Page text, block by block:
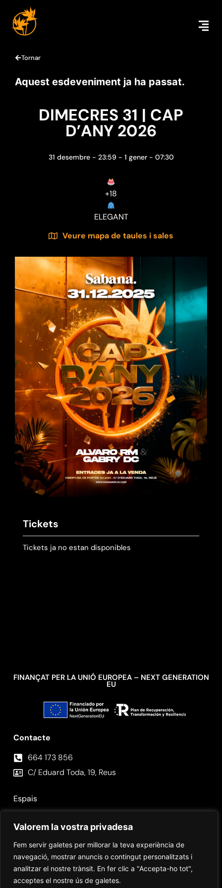
Valorem la vostra privadesa
Fem servir galetes per millorar la teva experiència de
navegació, mostrar anuncis o contingut personalitzats i
analitzar el nostre trànsit. En fer clic a "Accepta-ho tot",
acceptes el nostre ús de galetes.
Tornar
Aquest esdeveniment ja ha passat.
DIMECRES 31 | CAP
D’ANY 2026
31 desembre - 23:59 - 1 gener - 07:30
+18
ELEGANT
Veure mapa de taules i sales
Tickets
Tickets ja no estan disponibles
Espais
Contacte
664 173 856⁣
C/ Eduard Toda, 19, Reus
FINANÇAT PER LA UNIÓ EUROPEA – NEXT GENERATION
EU